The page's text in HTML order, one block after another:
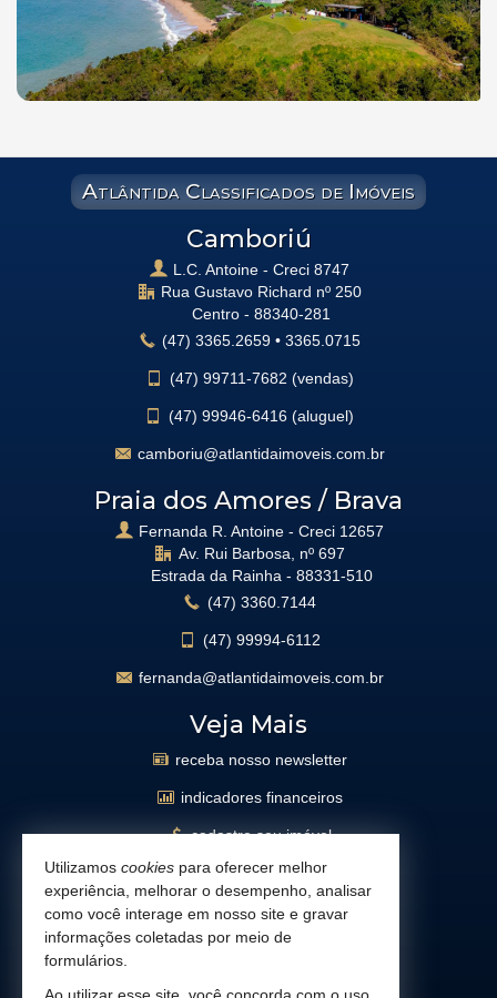
Atlântida Classificados de Imóveis
Camboriú
L.C. Antoine - Creci 8747
Rua Gustavo Richard nº 250
Centro - 88340-281
(47) 3365.2659 • 3365.0715
(47) 99711-7682 (vendas)
(47) 99946-6416 (aluguel)
camboriu@atlantidaimoveis.com.br
Praia dos Amores / Brava
Fernanda R. Antoine - Creci 12657
Av. Rui Barbosa, nº 697
Estrada da Rainha - 88331-510
(47) 3360.7144
(47) 99994-6112
fernanda@atlantidaimoveis.com.br
Veja Mais
receba nosso newsletter
indicadores financeiros
cadastre seu imóvel
imóveis favoritos
mapa de imóveis
busca imóveis
Facebook
Utilizamos cookies para oferecer melhor
experiência, melhorar o desempenho, analisar
como você interage em nosso site e gravar
informações coletadas por meio de
formulários.